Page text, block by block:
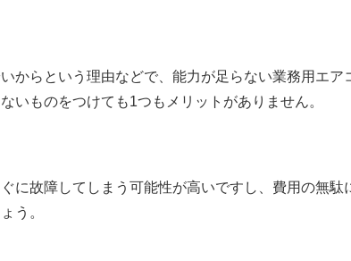
からという理由などで、能力が足らない業務用エ
いものをつけても1つもメリットがありません。
に故障してしまう可能性が高いですし、費用の無
う。